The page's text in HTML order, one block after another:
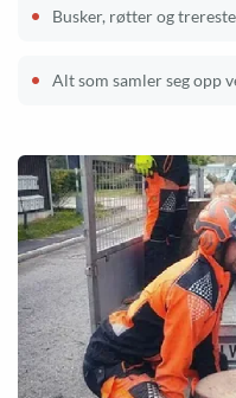
Busker, røtter og
Alt som samler seg opp